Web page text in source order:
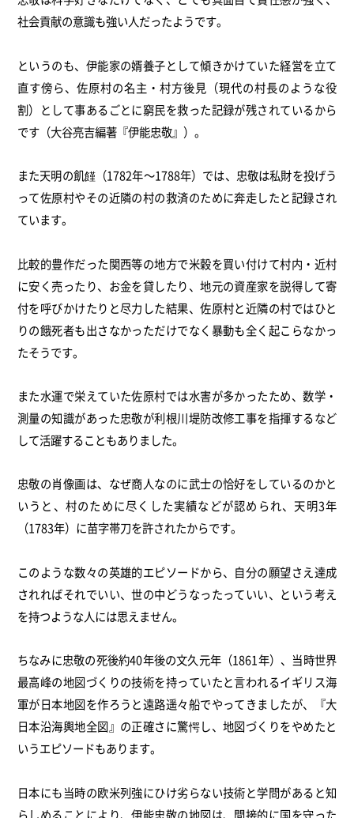
社会貢献の意識も強い人だったようです。
というのも、伊能家の婿養子として傾きかけていた経営を立て
直す傍ら、佐原村の名主・村方後見（現代の村長のような役
割）として事あるごとに窮民を救った記録が残されているから
です（大谷亮吉編著『伊能忠敬』）。
また天明の飢饉（1782年～1788年）では、忠敬は私財を投げう
って佐原村やその近隣の村の救済のために奔走したと記録され
ています。
比較的豊作だった関西等の地方で米穀を買い付けて村内・近村
に安く売ったり、お金を貸したり、地元の資産家を説得して寄
付を呼びかけたりと尽力した結果、佐原村と近隣の村ではひと
りの餓死者も出さなかっただけでなく暴動も全く起こらなかっ
たそうです。
また水運で栄えていた佐原村では水害が多かったため、数学・
測量の知識があった忠敬が利根川堤防改修工事を指揮するなど
して活躍することもありました。
忠敬の肖像画は、なぜ商人なのに武士の恰好をしているのかと
いうと、村のために尽くした実績などが認められ、天明3年
（1783年）に苗字帯刀を許されたからです。
このような数々の英雄的エピソードから、自分の願望さえ達成
されればそれでいい、世の中どうなったっていい、という考え
を持つような人には思えません。
ちなみに忠敬の死後約40年後の文久元年（1861年）、当時世界
最高峰の地図づくりの技術を持っていたと言われるイギリス海
軍が日本地図を作ろうと遠路遥々船でやってきましたが、『大
日本沿海輿地全図』の正確さに驚愕し、地図づくりをやめたと
いうエピソードもあります。
日本にも当時の欧米列強にひけ劣らない技術と学問があると知
らしめることにより、伊能忠敬の地図は、間接的に国を守った